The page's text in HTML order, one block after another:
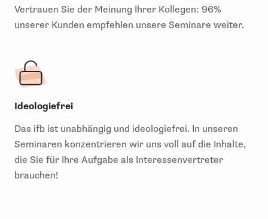
Vertrauen Sie der Meinung Ihrer Kollegen: 96%
unserer Kunden empfehlen unsere Seminare weiter.
Ideologiefrei
Das ifb ist unabhängig und ideologiefrei. In unseren
Seminaren konzentrieren wir uns voll auf die Inhalte,
die Sie für Ihre Aufgabe als Interessenvertreter
brauchen!